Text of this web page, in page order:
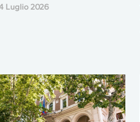
Luglio 2026